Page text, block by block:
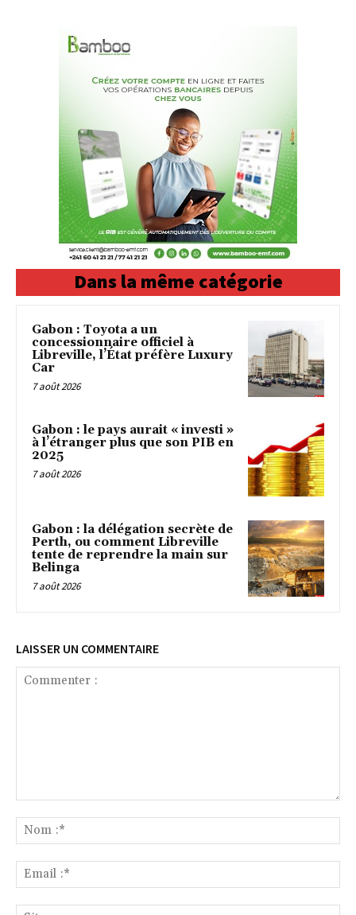
Dans la même catégorie
Gabon : Toyota a un
concessionnaire officiel à
Libreville, l’État préfère Luxury
Car
7 août 2026
Gabon : le pays aurait « investi »
à l’étranger plus que son PIB en
2025
7 août 2026
Gabon : la délégation secrète de
Perth, ou comment Libreville
tente de reprendre la main sur
Belinga
7 août 2026
LAISSER UN COMMENTAIRE
:*
:*